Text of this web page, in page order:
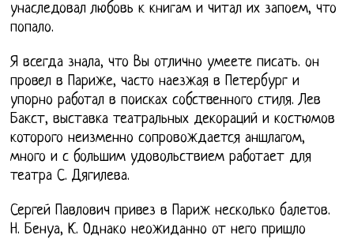
унаследовал любовь к книгам и читал их запоем, что
попало.
Я всегда знала, что Вы отлично умеете писать. он
провел в Париже, часто наезжая в Петербург и
упорно работал в поисках собственного стиля. Лев
Бакст, выставка театральных декораций и костюмов
которого неизменно сопровождается аншлагом,
много и с большим удовольствием работает для
театра С. Дягилева.
Сергей Павлович привез в Париж несколько балетов.
Н. Бенуа, К. Однако неожиданно от него пришло